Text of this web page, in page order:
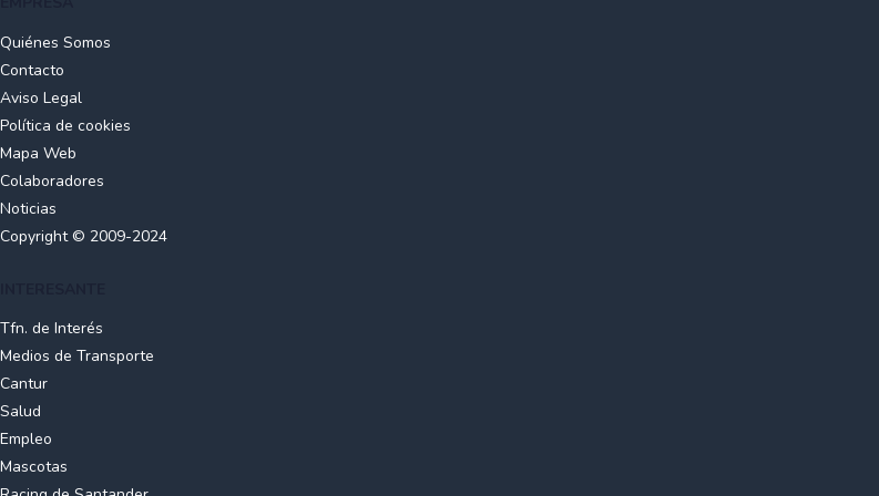
Quiénes Somos
Contacto
Aviso Legal
Política de cookies
Mapa Web
Colaboradores
Noticias
Copyright © 2009-2024
Tfn. de Interés
Medios de Transporte
Cantur
Salud
Empleo
Mascotas